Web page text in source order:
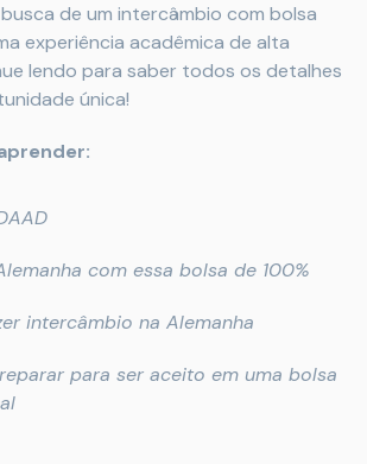
de um intercâmbio com bolsa
experiência acadêmica de alta
lendo para saber todos os detalhes
única!
com essa bolsa de 100%
intercâmbio na Alemanha
para ser aceito em uma bolsa